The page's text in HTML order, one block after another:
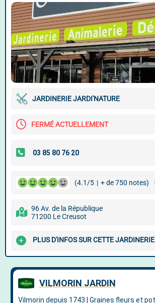
JARDINERIE JARDI'NATURE
FERMÉ ACTUELLEMENT
(4.1/5 | + de 750 notes)
96 Av. de la République
71200 Le Creusot
PLUS D'INFOS SUR CETTE JARDINERIE